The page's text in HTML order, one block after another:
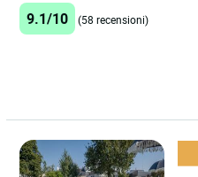
9.1/10 (58 recensioni)